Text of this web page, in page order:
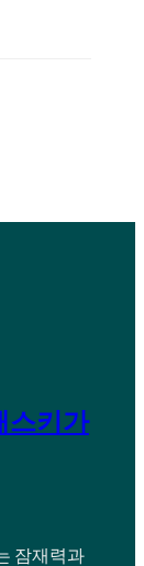
스키가
잠재력과